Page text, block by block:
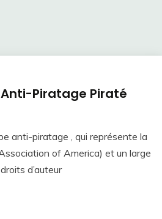
Anti-Piratage Piraté
anti-piratage , qui représente la
of America) et un large
d’auteur